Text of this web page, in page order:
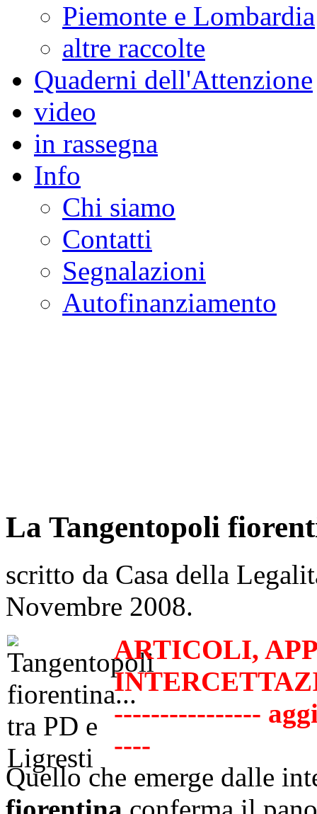
Piemonte e Lombardia
altre raccolte
Quaderni dell'Attenzione
video
in rassegna
Info
Chi siamo
Contatti
Segnalazioni
Autofinanziamento
La Tangentopoli
scritto da Casa della
Novembre 2008.
ARTICOLI,
----------------
----
Quello che emerge dalle